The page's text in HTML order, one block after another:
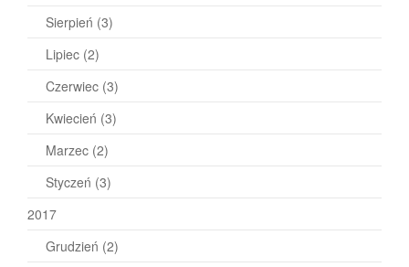
Sierpień (3)
Lipiec (2)
Czerwiec (3)
Kwiecień (3)
Marzec (2)
Styczeń (3)
2017
Grudzień (2)